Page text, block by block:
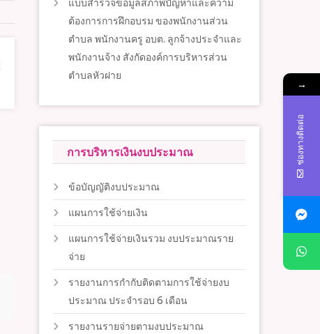
แบบสำรวจข้อมูลสภาพปัญหาและความ
ต้องการการฝึกอบรม ของพนักงานส่วน
ตำบล พนักงานครู อบต. ลูกจ้างประจำและ
พนักงานจ้าง สังกัดองค์การบริหารส่วน
ตำบลหัวฝาย
การบริหารเงินงบประมาณ
ข้อบัญญัติงบประมาณ
แผนการใช้จ่ายเงิน
แผนการใช้จ่ายเงินรวม งบประมาณราย
จ่าย
รายงานการกำกับติดตามการใช้จ่ายงบ
ประมาณ ประจำรอบ 6 เดือน
รายงานรายจ่ายตามงบประมาณ
→
ช่องทางติดต่อ